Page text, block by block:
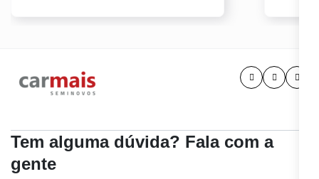
Tem alguma dúvida? Fala com a
gente